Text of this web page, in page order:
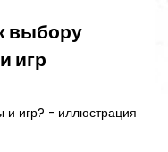
выбору
игр